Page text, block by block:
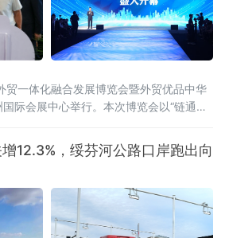
一体化融合发展博览会暨外贸优品中华
际会展中心举行。本次博览会以“链通内
、十大特色展区，吸引近600家企业参
及国内20余个省市的近2000名客商参会。
团长马丁·姆巴纳，商务部外贸发展事务
12.3%，绥芬河公路口岸跑出向